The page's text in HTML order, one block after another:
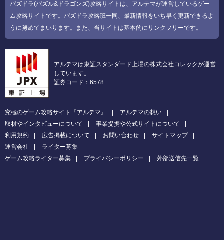
パズドラ(パズル&ドラゴンズ)攻略サイトは、アルテマが運営しているゲー
ム攻略サイトです。パズドラ攻略班一同、最新情報をいち早く更新できるよ
うに努めてまいります。また、当サイトは基本的にリンクフリーです。
アルテマは東証スタンダード上場の株式会社コレックが運営
しています。
証券コード：6578
究極のゲーム攻略サイト『アルテマ』
アルテマの想い
取材やインタビューについて
事業提携や公式サイトについて
利用規約
広告掲載について お問い合わせ
サイトマップ
運営会社
ライター募集
ゲーム攻略ライター募集
プライバシーポリシー 外部送信先一覧